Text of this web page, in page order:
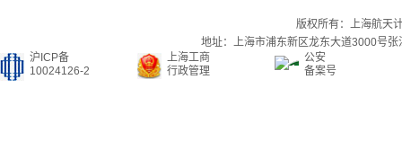
版权所有：上海航天
地址：上海市浦东新区龙东大道3000号
沪ICP备
10024126-2
上海工商
行政管理
公安
备案号